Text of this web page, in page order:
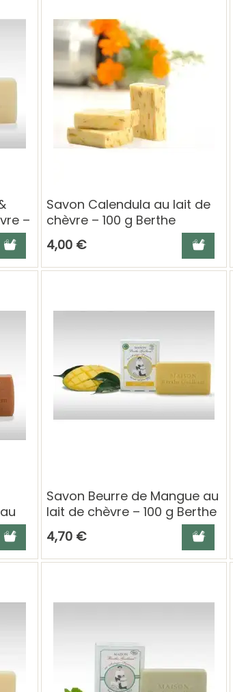
–
Ajouter au panier
Savon Calendula au lait de
chèvre – 100 g Berthe
Guilhem
4,00 € Ajouter
Ajouter au panier
Savon Beurre de Mangue au
lait de chèvre – 100 g Berthe
Guilhem
4,70 € Ajouter